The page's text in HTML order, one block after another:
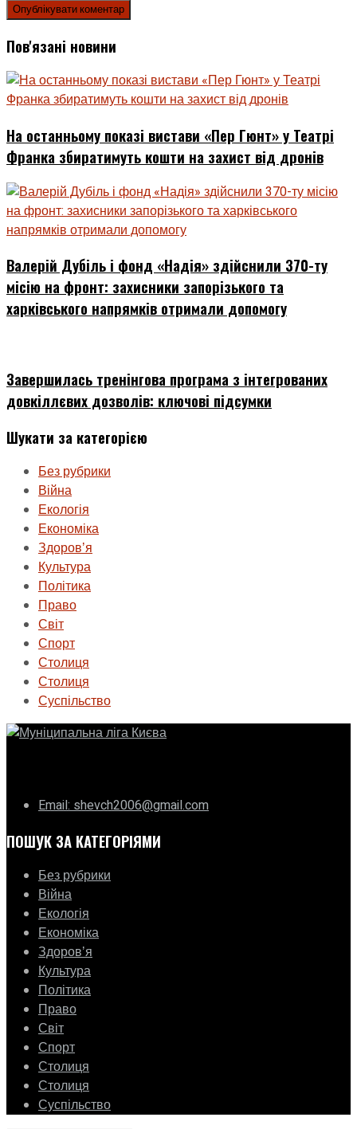
Пов'язані новини
На останньому показі вистави «Пер Гюнт» у Театрі
Франка збиратимуть кошти на захист від дронів
Валерій Дубіль і фонд «Надія» здійснили 370-ту
місію на фронт: захисники запорізького та
харківського напрямків отримали допомогу
Завершилась тренінгова програма з інтегрованих
довкіллєвих дозволів: ключові підсумки
Шукати за категорією
Без рубрики
Війна
Екологія
Економіка
Здоровʼя
Культура
Політика
Право
Світ
Спорт
Столиця
Столиця
Суспільство
Email: shevch2006@gmail.com
ПОШУК ЗА КАТЕГОРІЯМИ
Без рубрики
Війна
Екологія
Економіка
Здоровʼя
Культура
Політика
Право
Світ
Спорт
Столиця
Столиця
Суспільство